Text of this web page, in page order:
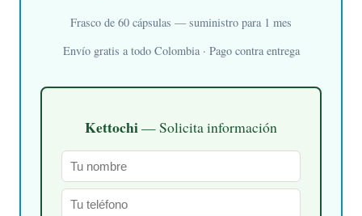
Frasco de 60 cápsulas — suministro para 1 mes
Envío gratis a todo Colombia · Pago contra entrega
Kettochi— Solicita información